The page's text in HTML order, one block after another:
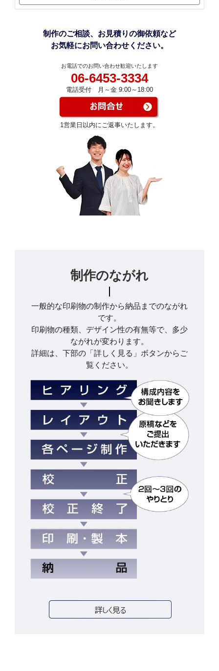
制作のご相談、お見積りの御依頼など
お気軽にお問い合わせください。
お電話でのお問い合わせ歓迎いたします
06-6453-3334
電話受付 月～金 9:00～18:00
1営業日以内にご返事いたします。
制作のながれ
一般的な印刷物の制作から納品までのながれ
です。
印刷物の種類、デザイン性の有無等で、多少
ながれが変わります。
詳細は、下部の「詳しく見る」ボタンからご
覧ください。